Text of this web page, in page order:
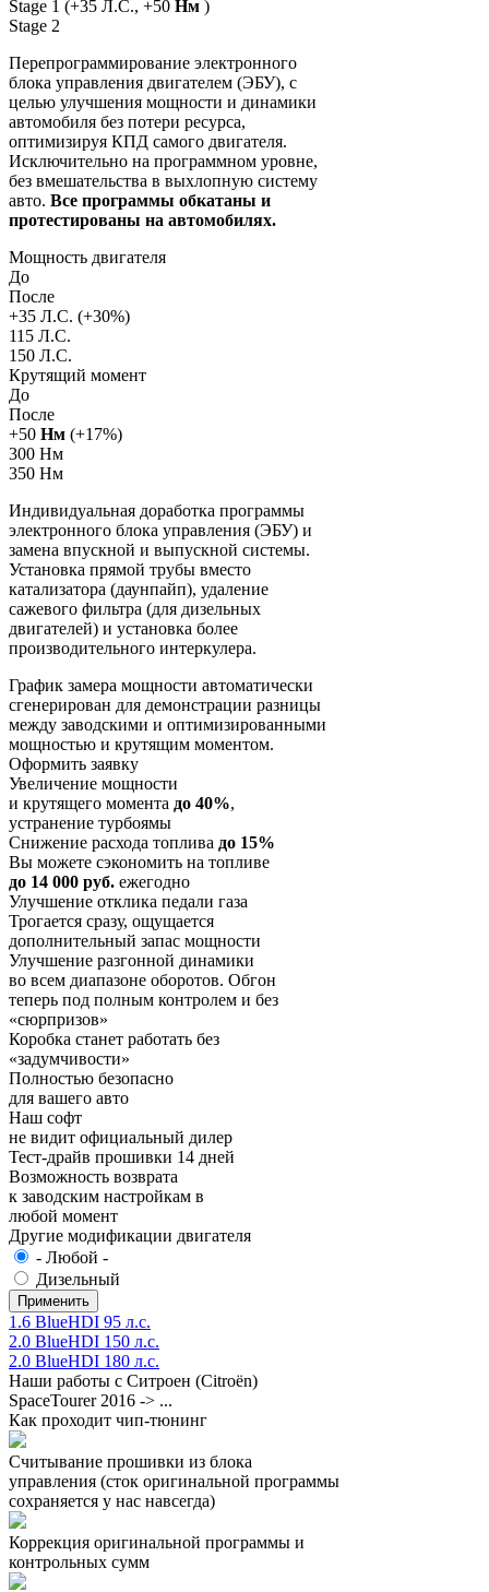
Stage 1 (+35 Л.С., +50 Нм )
Stage 2
Перепрограммирование электронного
блока управления двигателем (ЭБУ), с
целью улучшения мощности и динамики
автомобиля без потери ресурса,
оптимизируя КПД самого двигателя.
Исключительно на программном уровне,
без вмешательства в выхлопную систему
авто. Все программы обкатаны и
протестированы на автомобилях.
Мощность двигателя
До
После
+35 Л.С. (+30%)
115 Л.С.
150 Л.С.
Крутящий момент
До
После
+50 Нм (+17%)
300 Нм
350 Нм
Индивидуальная доработка программы
электронного блока управления (ЭБУ) и
замена впускной и выпускной системы.
Установка прямой трубы вместо
катализатора (даунпайп), удаление
сажевого фильтра (для дизельных
двигателей) и установка более
производительного интеркулера.
График замера мощности автоматически
сгенерирован для демонстрации разницы
между заводскими и оптимизированными
мощностью и крутящим моментом.
Оформить заявку
Увеличение мощности
и крутящего момента до 40%,
устранение турбоямы
Снижение расхода топлива до 15%
Вы можете сэкономить на топливе
до 14 000 руб. ежегодно
Улучшение отклика педали газа
Трогается сразу, ощущается
дополнительный запас мощности
Улучшение разгонной динамики
во всем диапазоне оборотов. Обгон
теперь под полным контролем и без
«сюрпризов»
Коробка станет работать без
«задумчивости»
Полностью безопасно
для вашего авто
Наш софт
не видит официальный дилер
Тест-драйв прошивки 14 дней
Возможность возврата
к заводским настройкам в
любой момент
Другие модификации двигателя
- Любой -
Дизельный
1.6 BlueHDI 95 л.с.
2.0 BlueHDI 150 л.с.
2.0 BlueHDI 180 л.с.
Наши работы с Ситроен (Citroën)
SpaceTourer 2016 -> ...
Как проходит чип-тюнинг
Считывание прошивки из блока
управления (сток оригинальной программы
сохраняется у нас навсегда)
Коррекция оригинальной программы и
контрольных сумм